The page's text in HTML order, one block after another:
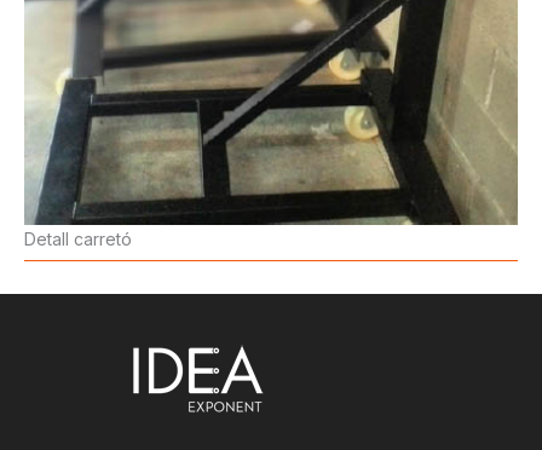
Detall carretó